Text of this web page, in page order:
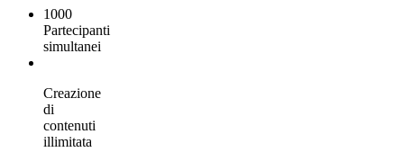
1000
Partecipanti
simultanei
Creazione
di
contenuti
illimitata